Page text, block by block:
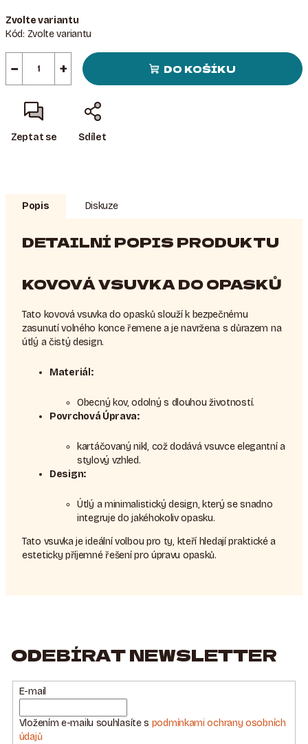
cena:
Zvolte variantu
Kód: Zvolte variantu
+
− DO KOŠÍKU
Zeptat se Sdílet
Popis Diskuze
DETAILNÍ POPIS PRODUKTU
KOVOVÁ VSUVKA DO OPASKŮ
Tato kovová vsuvka do opasků slouží k bezpečnému
zasunutí volného konce řemene a je navržena s důrazem na
útlý a čistý design.
Materiál:
Obecný kov, odolný s dlouhou životností.
Povrchová Úprava:
kartáčovaný nikl, což dodává vsuvce elegantní a
stylový vzhled.
Design:
Útlý a minimalistický design, který se snadno
integruje do jakéhokoliv opasku.
Tato vsuvka je ideální volbou pro ty, kteří hledají praktické a
esteticky příjemné řešení pro úpravu opasků.
ODEBÍRAT NEWSLETTER
E-mail
Vložením e-mailu souhlasíte s podmínkami ochrany osobních
údajů